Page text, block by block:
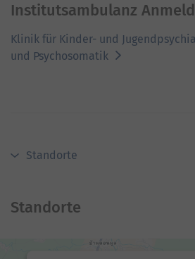
Institutsambulanz
Klinik für Kinder- und
und Psychosomatik
Standorte
Standorte